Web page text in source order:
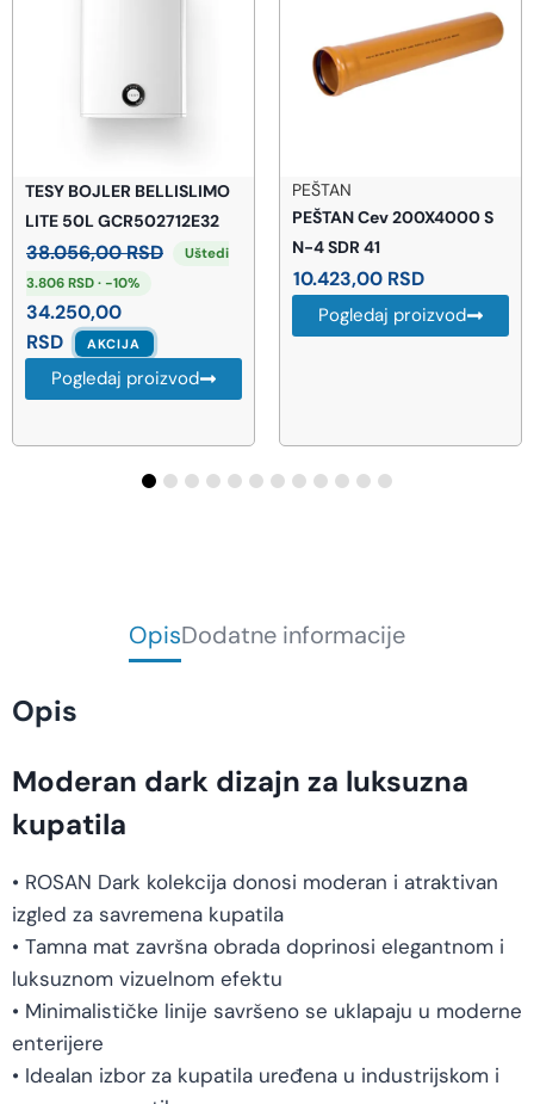
TESY BOJLER BELLISLIMO
LITE 50L GCR502712E32
38.056,00RSD
Uštedi
3.806 RSD · -10%
34.250,00
RSD
AKCIJA
Pogledaj proizvod
PEŠTAN
PEŠTAN Cev 200X4000 S
N-4 SDR 41
10.423,00RSD
Pogledaj proizvod
OpisDodatne informacije
Opis
Moderan dark dizajn za luksuzna
kupatila
• ROSAN Dark kolekcija donosi moderan i atraktivan
izgled za savremena kupatila
• Tamna mat završna obrada doprinosi elegantnom i
luksuznom vizuelnom efektu
• Minimalističke linije savršeno se uklapaju u moderne
enterijere
• Idealan izbor za kupatila uređena u industrijskom i